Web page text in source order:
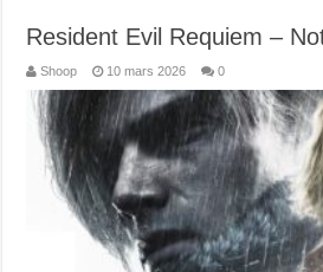
Resident Evil Requiem –
Shoop 10 mars 2026 0